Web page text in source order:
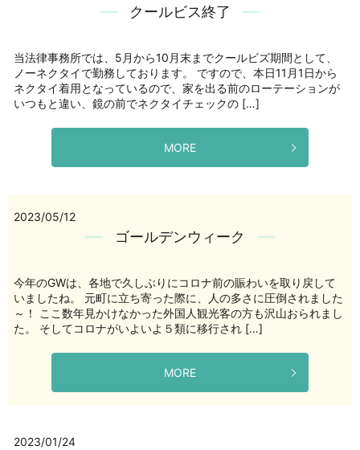
クールビス終了
当法律事務所では、5月から10月末までクールビズ期間として、
ノーネクタイで勤務しております。 ですので、本日11月1日から
ネクタイ着用となっているので、家を出る前のローテーションが
いつもと違い、鏡の前でネクタイチェックの […]
MORE
2023/05/12
ゴールデンウィーク
今年のGWは、各地で久しぶりにコロナ前の賑わいを取り戻して
いましたね。 元町に立ち寄った際に、人の多さに圧倒されました
～！ ここ数年見かけなかった外国人観光客の方も沢山おられまし
た。 そしてコロナがいよいよ５類に移行され […]
MORE
2023/01/24